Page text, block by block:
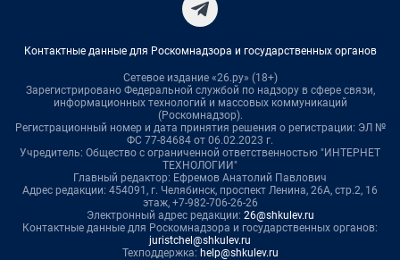
Контактные данные для Роскомнадзора и государственных органов
Сетевое издание «26.ру» (18+)
Зарегистрировано Федеральной службой по надзору в сфере связи,
информационных технологий и массовых коммуникаций
(Роскомнадзор).
Регистрационный номер и дата принятия решения о регистрации: ЭЛ №
ФС 77-84684 от 06.02.2023 г.
Учредитель: Общество с ограниченной ответственностью "ИНТЕРНЕТ
ТЕХНОЛОГИИ"
Главный редактор: Ефремов Анатолий Павлович
Адрес редакции: 454091, г. Челябинск, проспект Ленина, 26А, стр.2, 16
этаж, +7-982-706-26-26
Электронный адрес редакции: 26@shkulev.ru
Контактные данные для Роскомнадзора и государственных органов:
juristchel@shkulev.ru
Техподдержка: help@shkulev.ru